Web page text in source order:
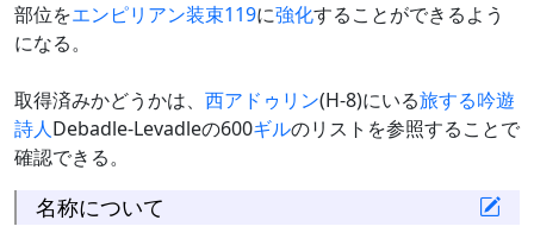
部位をエンピリアン装束119に強化することができるよう
になる。
取得済みかどうかは、 西アドゥリン(H-8)にいる旅する吟遊
詩人Debadle-Levadleの600ギルのリストを参照することで
確認できる。
名称について